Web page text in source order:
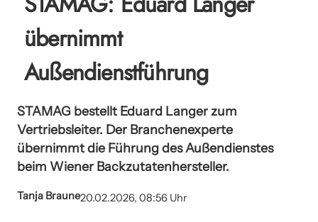
übernimmt
Außendienstführung
STAMAG bestellt Eduard Langer zum
Vertriebsleiter. Der Branchenexperte
übernimmt die Führung des Außendienstes
beim Wiener Backzutatenhersteller.
Tanja Braune20.02.2026, 08:56 Uhr